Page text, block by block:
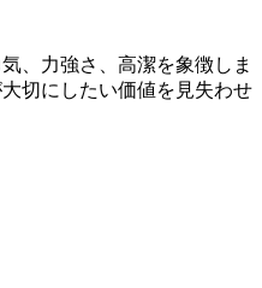
、力強さ、高潔を象徴しま
切にしたい価値を見失わせ